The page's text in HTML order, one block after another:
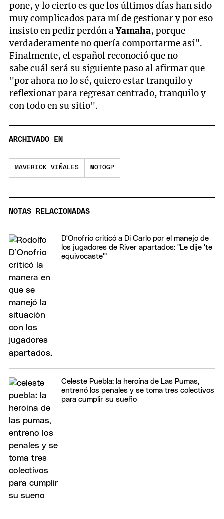
pone, y lo cierto es que los últimos días han sido
muy complicados para mí de gestionar y por eso
insisto en pedir perdón aYamaha, porque
verdaderamente no quería comportarme así".
Finalmente, el español reconoció que no
sabe cuál será su siguiente paso al afirmar que
"por ahora no lo sé, quiero estar tranquilo y
reflexionar para regresar centrado, tranquilo y
con todo en su sitio".
ARCHIVADO EN
MAVERICK VIÑALES MOTOGP
NOTAS RELACIONADAS
D'Onofrio criticó a Di Carlo por el manejo de
los jugadores de River apartados: "Le dije 'te
equivocaste'"
Celeste Puebla: la heroína de Las Pumas,
entrenó los penales y se toma tres colectivos
para cumplir su sueño